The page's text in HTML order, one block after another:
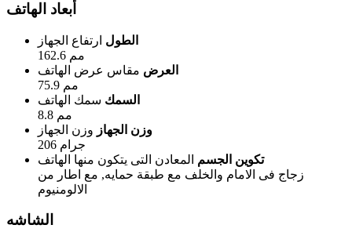
أبعاد الهاتف
الطول ارتفاع الجهاز
162.6 مم
العرض مقاس عرض الهاتف
75.9 مم
السمك سمك الهاتف
8.8 مم
وزن الجهاز وزن الجهاز
206 جرام
تكوين الجسم المعادن التى يتكون منها الهاتف
زجاج فى الامام والخلف مع طبقة حمايه, مع اطار من
الالومنيوم
الشاشه